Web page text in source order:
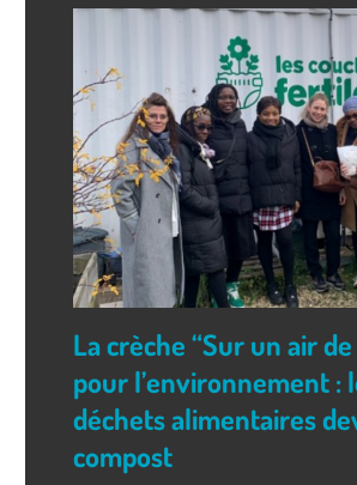
La crèche “Sur un air de
pour l’environnement :
déchets alimentaires
compost